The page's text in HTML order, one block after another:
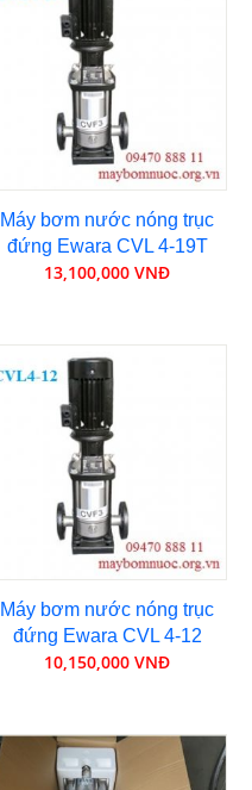
Máy bơm nước nóng trục
đứng Ewara CVL 4-19T
13,100,000 VNĐ
Máy bơm nước nóng trục
đứng Ewara CVL 4-12
10,150,000 VNĐ